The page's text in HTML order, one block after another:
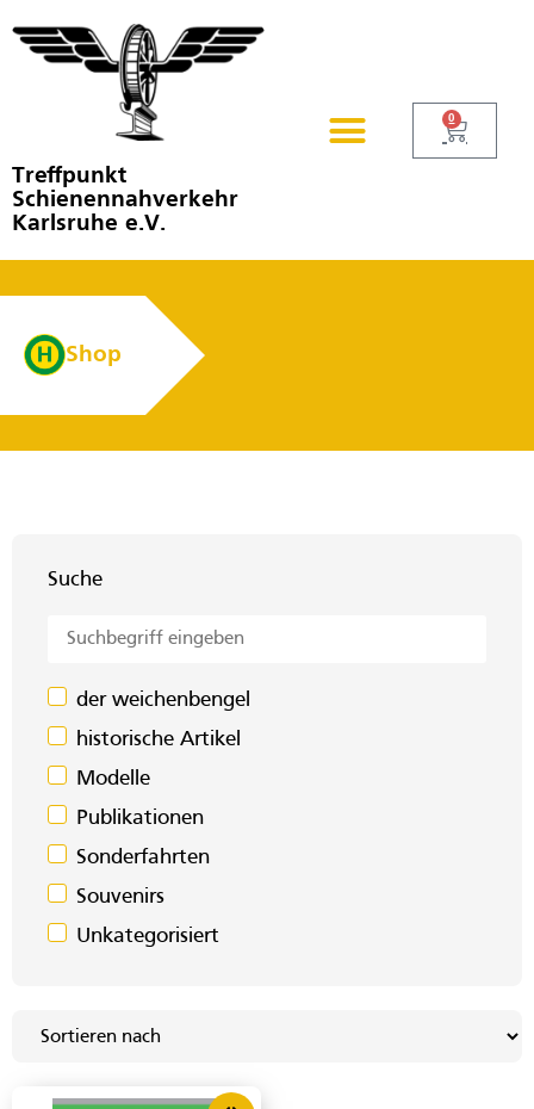
Treffpunkt
Schienennahverkehr
Karlsruhe e.V.
0
Shop
Suche
der weichenbengel
historische Artikel
Modelle
Publikationen
Sonderfahrten
Souvenirs
Unkategorisiert